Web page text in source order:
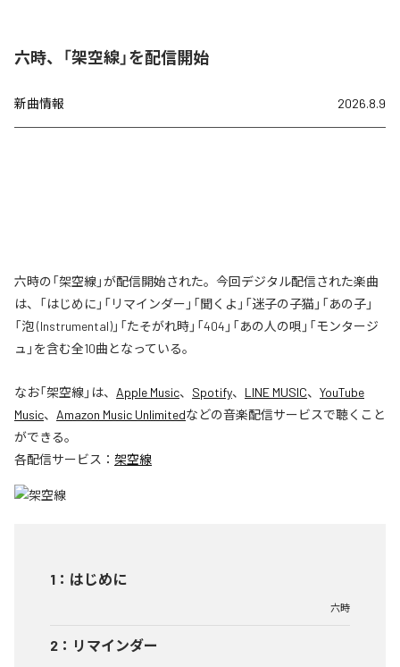
六時、「架空線」を配信開始
新曲情報 2026.8.9
六時の「架空線」が配信開始された。今回デジタル配信された楽曲
は、「はじめに」「リマインダー」「聞くよ」「迷子の子猫」「あの子」
「泡 (Instrumental)」「たそがれ時」「404」「あの人の唄」「モンタージ
ュ」を含む全10曲となっている。
なお「架空線」は、 Apple Music、 Spotify、 LINE MUSIC、 YouTube
Music、 Amazon Music Unlimitedなどの音楽配信サービスで聴くこと
ができる。
各配信サービス： 架空線
1 ： はじめに
六時
2 ： リマインダー